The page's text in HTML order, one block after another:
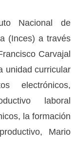
Nacional de
(Inces) a través
Carvajal
unidad curricular
electrónicos,
laboral
la formación
Mario